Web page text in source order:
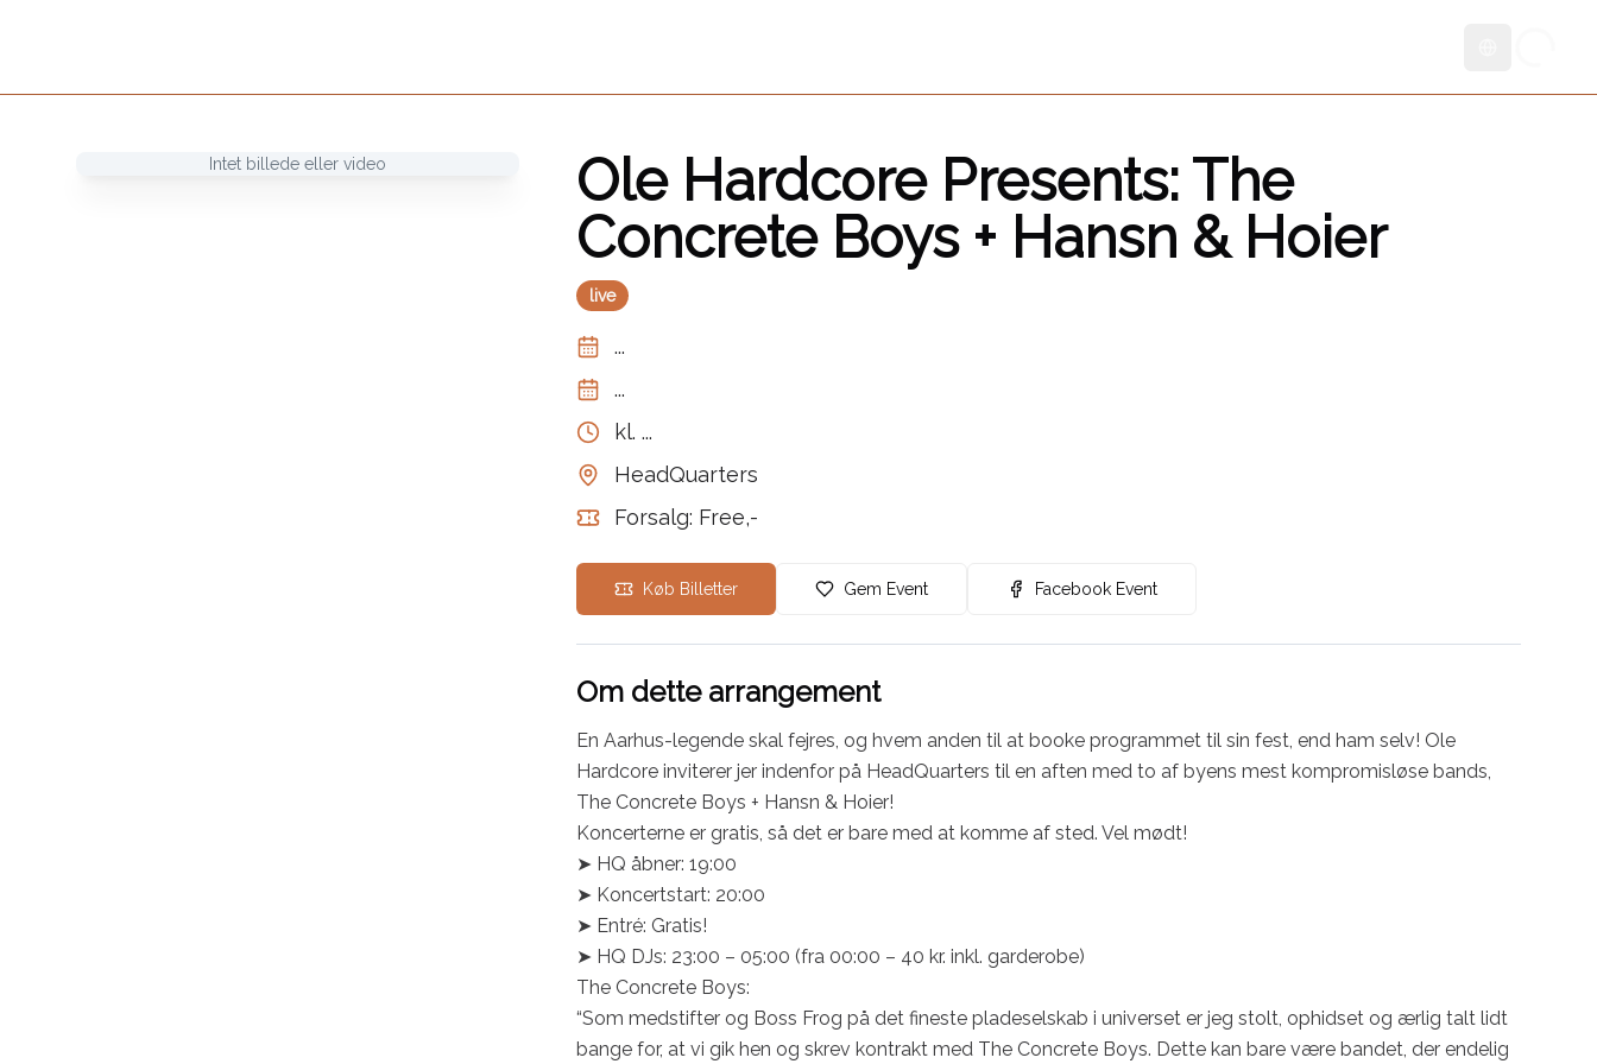
Intet billede eller video
Ole Hardcore Presents: The
Concrete Boys + Hansn & Hoier
live
...
...
kl....
HeadQuarters
Forsalg: Free,-
Køb Billetter Gem Event Facebook Event
Om dette arrangement
En Aarhus-legende skal fejres, og hvem anden til at booke programmet til sin fest, end ham selv! Ole
Hardcore inviterer jer indenfor på HeadQuarters til en aften med to af byens mest kompromisløse bands,
The Concrete Boys + Hansn & Hoier!
Koncerterne er gratis, så det er bare med at komme af sted. Vel mødt!
➤ HQ åbner: 19:00
➤ Koncertstart: 20:00
➤ Entré: Gratis!
➤ HQ DJs: 23:00 – 05:00 (fra 00:00 – 40 kr. inkl. garderobe)
The Concrete Boys:
“Som medstifter og Boss Frog på det fineste pladeselskab i universet er jeg stolt, ophidset og ærlig talt lidt
bange for, at vi gik hen og skrev kontrakt med The Concrete Boys. Dette kan bare være bandet, der endelig